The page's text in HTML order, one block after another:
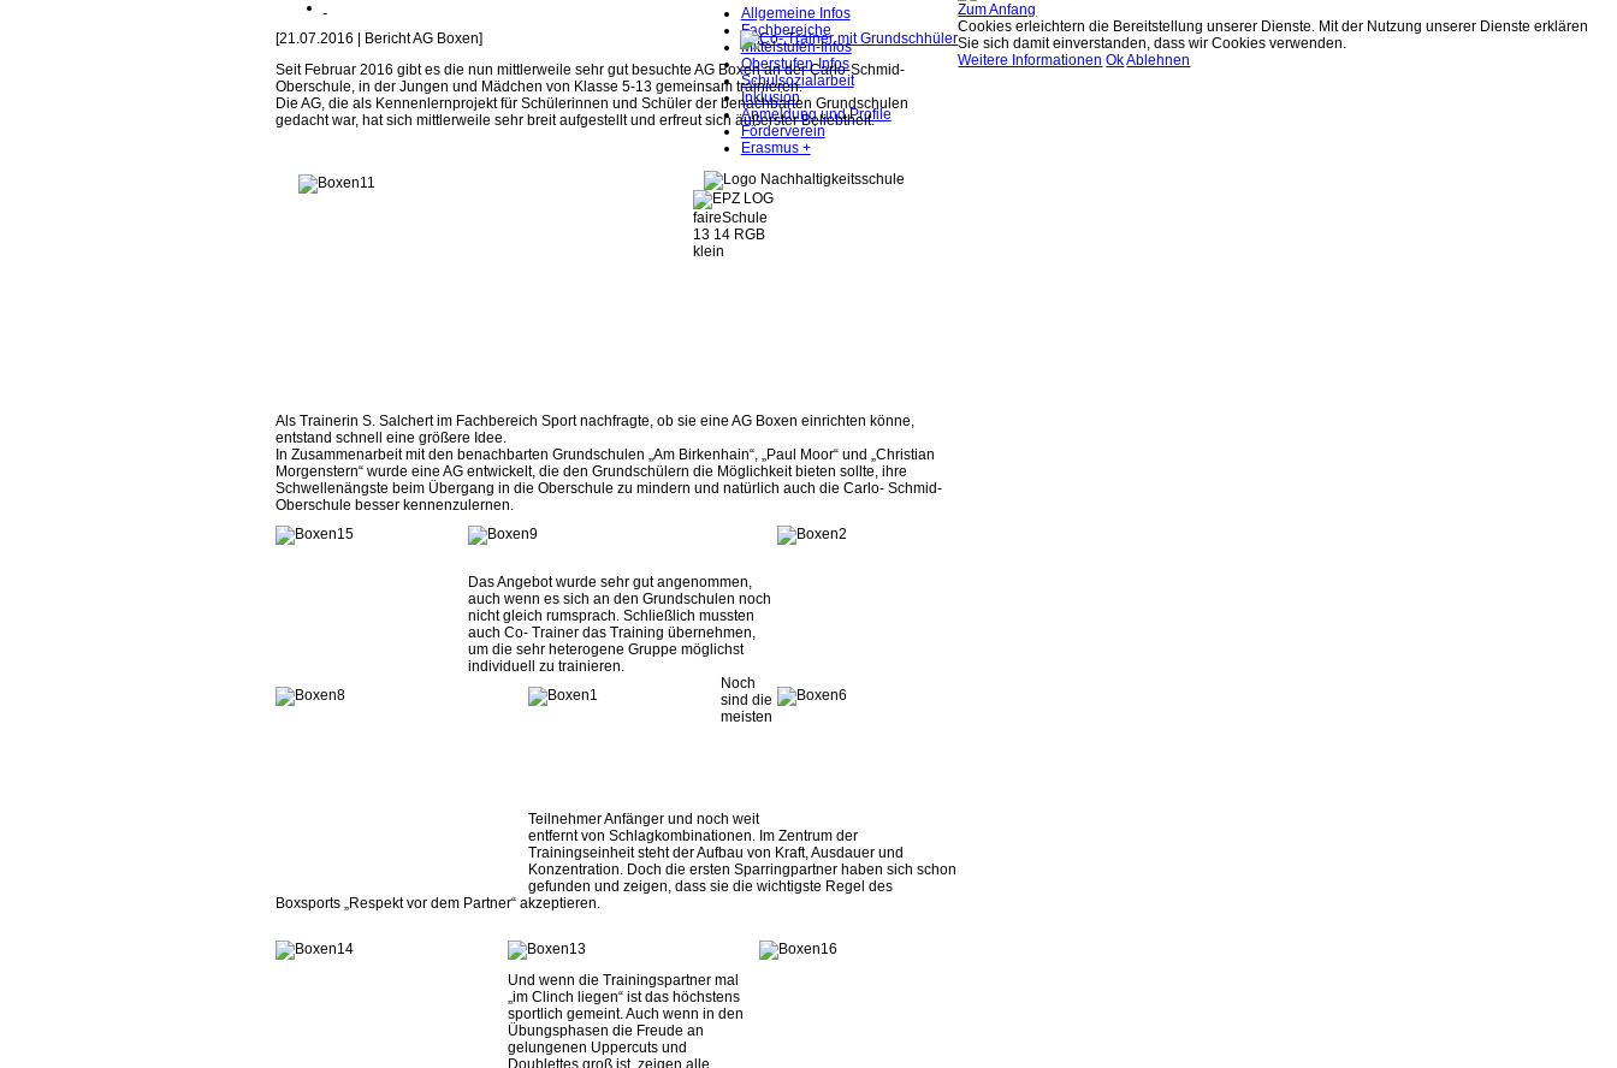
[21.07.2016 | Bericht AG Boxen]
Seit Februar 2016 gibt es die nun mittlerweile sehr gut besuchte AG Boxen an der Carlo-Schmid-
Oberschule, in der Jungen und Mädchen von Klasse 5-13 gemeinsam trainieren.
Die AG, die als Kennenlernprojekt für Schülerinnen und Schüler der benachbarten Grundschulen
gedacht war, hat sich mittlerweile sehr breit aufgestellt und erfreut sich äußerster Beliebtheit.
Als Trainerin S. Salchert im Fachbereich Sport nachfragte, ob sie eine AG Boxen einrichten könne,
entstand schnell eine größere Idee.
In Zusammenarbeit mit den benachbarten Grundschulen „Am Birkenhain“, „Paul Moor“ und „Christian
Morgenstern“ wurde eine AG entwickelt, die den Grundschülern die Möglichkeit bieten sollte, ihre
Schwellenängste beim Übergang in die Oberschule zu mindern und natürlich auch die Carlo- Schmid-
Oberschule besser kennenzulernen.
Das Angebot wurde sehr gut angenommen,
auch wenn es sich an den Grundschulen noch
nicht gleich rumsprach. Schließlich mussten
auch Co- Trainer das Training übernehmen,
um die sehr heterogene Gruppe möglichst
individuell zu trainieren.
Noch
sind die
meisten
Teilnehmer Anfänger und noch weit
entfernt von Schlagkombinationen. Im Zentrum der
Trainingseinheit steht der Aufbau von Kraft, Ausdauer und
Konzentration. Doch die ersten Sparringpartner haben sich schon
gefunden und zeigen, dass sie die wichtigste Regel des
Boxsports „Respekt vor dem Partner“ akzeptieren.
Und wenn die Trainingspartner mal
„im Clinch liegen“ ist das höchstens
sportlich gemeint. Auch wenn in den
Übungsphasen die Freude an
gelungenen Uppercuts und
Doublettes groß ist, zeigen alle
Allgemeine Infos
Fachbereiche
Mittelstufen-Infos
Oberstufen-Infos
Schulsozialarbeit
Inklusion
Anmeldung und Profile
Förderverein
Erasmus +
Zum Anfang
Cookies erleichtern die Bereitstellung unserer Dienste. Mit der Nutzung unserer Dienste erklären
Sie sich damit einverstanden, dass wir Cookies verwenden.
Weitere Informationen OkAblehnen